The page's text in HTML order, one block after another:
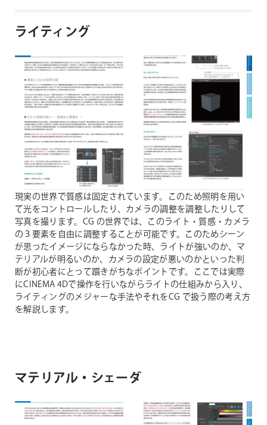
ライティング
現実の世界で質感は固定されています。このため照明を用い
て光をコントロールしたり、カメラの調整を調整したりして
写真を撮ります。CG の世界では、このライト・質感・カメラ
の３要素を自由に調整することが可能です。このためシーン
が思ったイメージにならなかった時、ライトが強いのか、マ
テリアルが明るいのか、カメラの設定が悪いのかといった判
断が初心者にとって躓きがちなポイントです。ここでは実際
にCINEMA 4Dで操作を行いながらライトの仕組みから入り、
ライティングのメジャーな手法やそれをCG で扱う際の考え方
を解説します。
マテリアル・シェーダ